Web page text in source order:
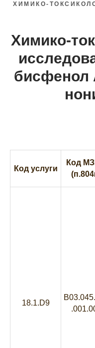
ХИМИКО-
Химико-
бисфенол
Код услуги
Код
18.1.D9